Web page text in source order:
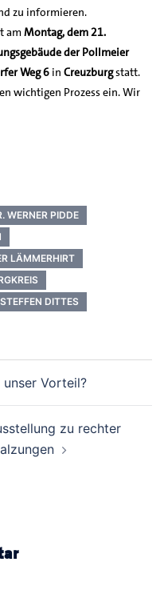
zu informieren.
amMontag, dem 21.
der Pollmeier
Weg 6 in Creuzburgstatt.
wichtigen Prozess ein. Wir
WERNER PIDDE
LÄMMERHIRT
STEFFEN DITTES
unser Vorteil?
zu rechter